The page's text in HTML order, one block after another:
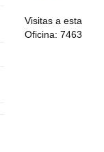
Visitas a esta
Oficina: 7463